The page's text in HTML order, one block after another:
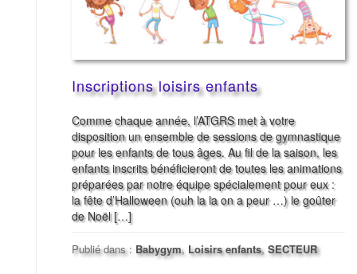
Inscriptions loisirs enfants
Comme chaque année, l’ATGRS met à votre
disposition un ensemble de sessions de gymnastique
pour les enfants de tous âges. Au fil de la saison, les
enfants inscrits bénéficieront de toutes les animations
préparées par notre équipe spécialement pour eux :
la fête d’Halloween (ouh la la on a peur …) le goûter
de Noël […]
Publié dans : Babygym, Loisirs enfants, SECTEUR